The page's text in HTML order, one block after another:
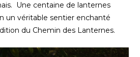
Une centaine de lanternes
un véritable sentier enchanté
du Chemin des Lanternes.